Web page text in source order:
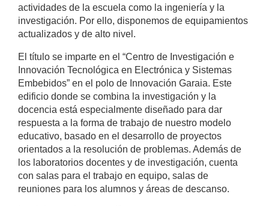
actividades de la escuela como la ingeniería y la
investigación. Por ello, disponemos de equipamientos
actualizados y de alto nivel.
El título se imparte en el “Centro de Investigación e
Innovación Tecnológica en Electrónica y Sistemas
Embebidos” en el polo de Innovación Garaia. Este
edificio donde se combina la investigación y la
docencia está especialmente diseñado para dar
respuesta a la forma de trabajo de nuestro modelo
educativo, basado en el desarrollo de proyectos
orientados a la resolución de problemas. Además de
los laboratorios docentes y de investigación, cuenta
con salas para el trabajo en equipo, salas de
reuniones para los alumnos y áreas de descanso.